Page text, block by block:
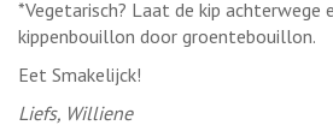
*Vegetarisch? Laat de kip achterwege
kippenbouillon door groentebouillon.
Eet Smakelijck!
Liefs, Williene